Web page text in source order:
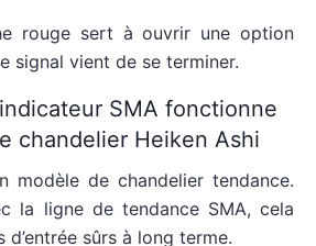
rouge sert à ouvrir une option
signal vient de se terminer.
SMA fonctionne
chandelier Heiken Ashi
modèle de chandelier tendance.
la ligne de tendance SMA, cela
sûrs à long terme.